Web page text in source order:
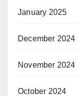
January 2025
December 2024
November 2024
October 2024